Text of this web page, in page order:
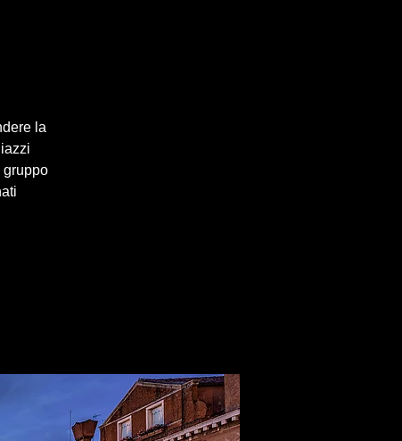
la
gruppo